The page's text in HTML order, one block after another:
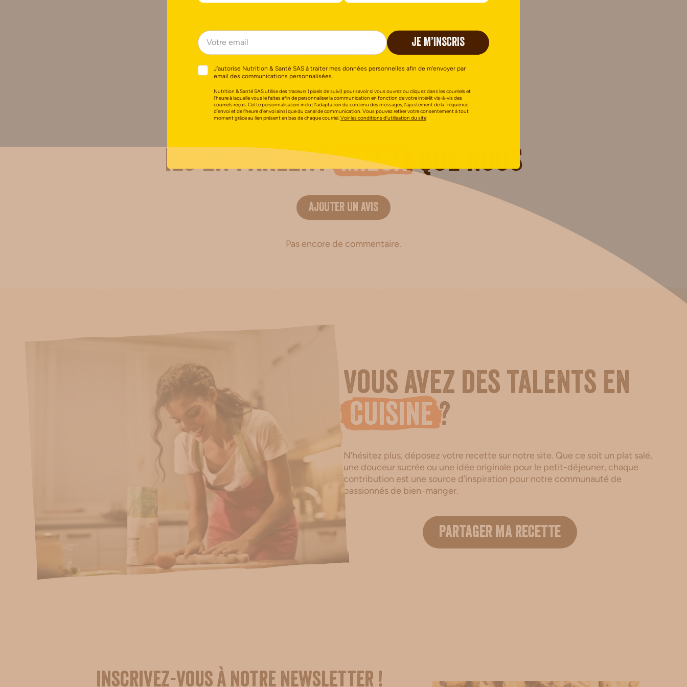
PLUS DE RECETTES
Ils en parlentmieuxque nous
AJOUTER UN AVIS
Pas encore de commentaire.
Vous avez des talents en
cuisine ?
N’hésitez plus, déposez votre recette sur notre site. Que ce soit un plat salé,
une douceur sucrée ou une idée originale pour le petit-déjeuner, chaque
contribution est une source d’inspiration pour notre communauté de
passionnés de bien-manger.
PARTAGER MA RECETTE
Inscrivez-vous à notre newsletter !
JE M’INSCRIS
J’autorise Nutrition & Santé SAS à traiter mes données personnelles afin de m’envoyer par
email des communications personnalisées.
Nutrition & Santé SAS utilise des traceurs (pixels de suivi) pour savoir si vous ouvrez ou cliquez dans les courriels et
l’heure à laquelle vous le faites afin de personnaliser la communication en fonction de votre intérêt vis-à-vis des
courriels reçus. Cette personnalisation inclut l’adaptation du contenu des messages, l’ajustement de la fréquence
d’envoi et de l’heure d’envoi ainsi que du canal de communication. Vous pouvez retirer votre consentement à tout
moment grâce au lien présent en bas de chaque courriel.Voir les conditions d’utilisation du site